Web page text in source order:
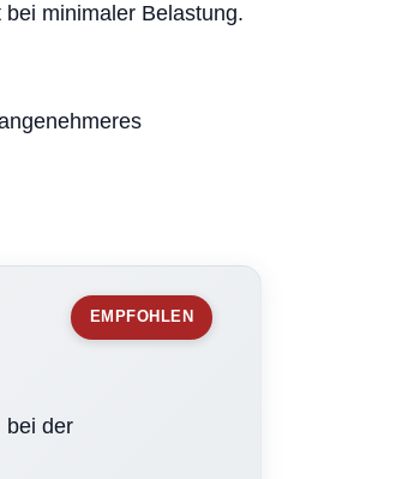
minimaler Belastung.
EMPFOHLEN
bei der